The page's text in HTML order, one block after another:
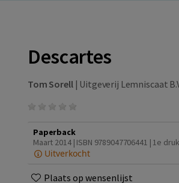
Descartes
Tom Sorell| Uitgeverij Lemniscaat
Paperback
Maart 2014 | ISBN 9789047706441 | 1e druk
Uitverkocht
Plaats op wensenlijst